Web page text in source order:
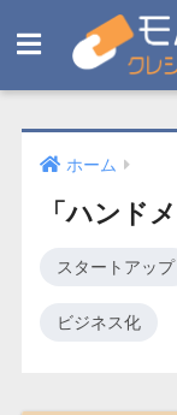
ホーム
「ハンド
スタートアップ
ビジネス化